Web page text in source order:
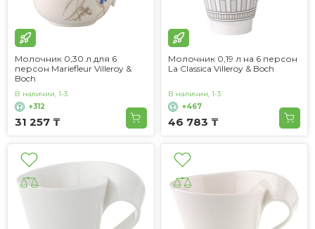
Молочник 0,30 л для 6
персон Mariefleur Villeroy &
Boch
31 257 ₸
В наличии, 1-3
+312
Молочник 0,19 л на 6 персон
La Classica Villeroy & Boch
46 783 ₸
В наличии, 1-3
+467